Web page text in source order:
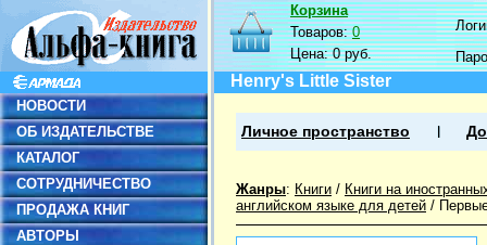
НОВОСТИ
ОБ ИЗДАТЕЛЬСТВЕ
КАТАЛОГ
СОТРУДНИЧЕСТВО
ПРОДАЖА КНИГ
АВТОРЫ
Корзина
Товаров:0
Цена:0 руб.
Henry's Little Sister
Личное пространство
Жанры: Книги / Книги на
английском языке для детей /